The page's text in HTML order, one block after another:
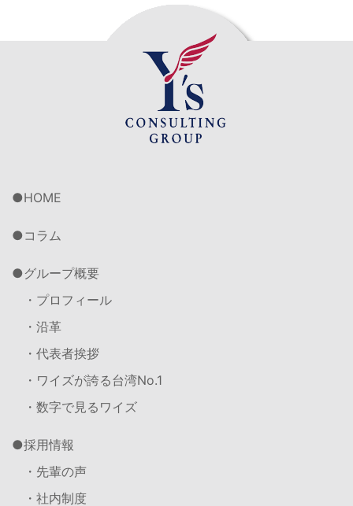
HOME
コラム
グループ概要
・プロフィール
・沿革
・代表者挨拶
・ワイズが誇る台湾No.1
・数字で見るワイズ
採用情報
・先輩の声
・社内制度